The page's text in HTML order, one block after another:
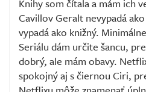
Knihy som čítala a mám ich
Cavillov Geralt nevypadá
vypadá ako knižný.
Seriálu dám určite šancu,
dobrý, ale mám obavy.
spokojný aj s čiernou Ciri,